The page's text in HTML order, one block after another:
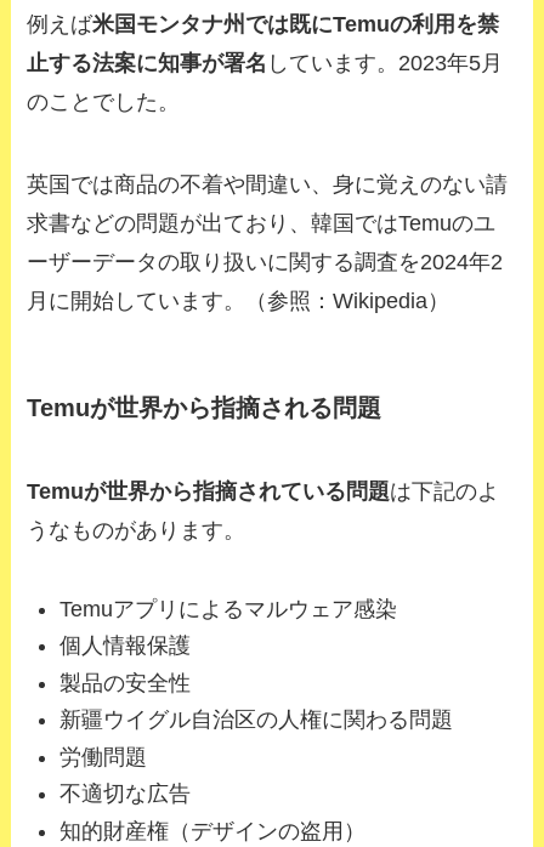
例えば米国モンタナ州では既にTemuの利用を禁
止する法案に知事が署名 しています。2023年5月
のことでした。
英国では商品の不着や間違い、身に覚えのない請
求書などの問題が出ており、韓国ではTemuのユ
ーザーデータの取り扱いに関する調査を2024年2
月に開始しています。
（参照：Wikipedia）
Temuが世界から指摘される問題
Temuが世界から指摘されている問題は下記のよ
うなものがあります。
Temuアプリによるマルウェア感染
個人情報保護
製品の安全性
新疆ウイグル自治区の人権に関わる問題
労働問題
不適切な広告
知的財産権（デザインの盗用）